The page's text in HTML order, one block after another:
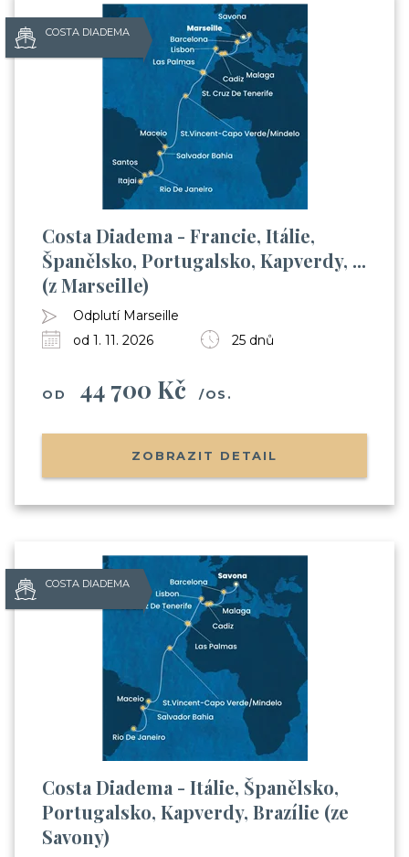
COSTA DIADEMA
Costa Diadema - Francie, Itálie,
Španělsko, Portugalsko, Kapverdy, ...
(z Marseille)
Odplutí Marseille
od 1. 11. 2026
25 dnů
OD 44 700 Kč /OS.
ZOBRAZIT DETAIL
COSTA DIADEMA
Costa Diadema - Itálie, Španělsko,
Portugalsko, Kapverdy, Brazílie (ze
Savony)